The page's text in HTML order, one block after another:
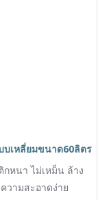
ะแบบบางสลิม สำหรับ
เหลี่ยมขนาด60ลิตร ถังท
หนา ไม่เหม็น ล้าง
วามสะอาดง่าย